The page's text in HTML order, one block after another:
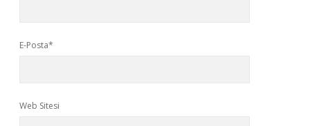
E-Posta*
Web Sitesi